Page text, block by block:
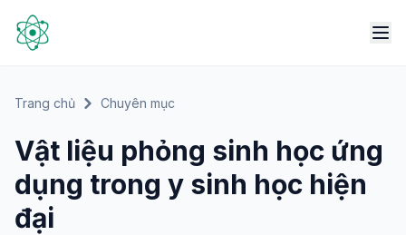
Trang chủ Chuyên mục
Vật liệu phỏng sinh học ứng
dụng trong y sinh học hiện
đại